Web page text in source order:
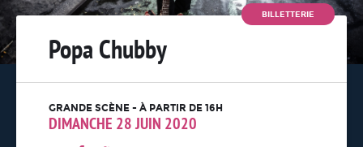
BILLETTERIE
Popa Chubby
GRANDE SCÈNE - À PARTIR DE 16H
DIMANCHE 28 JUIN 2020